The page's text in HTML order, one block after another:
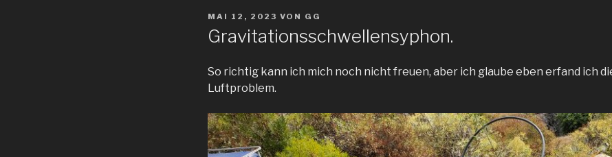
VERÖFFENTLICHT
MAI 12, 2023 VON GG
Gravitationsschwellensyphon.
So richtig kann ich mich noch nicht freuen, aber ich glaube eben erfand ich
Luftproblem.